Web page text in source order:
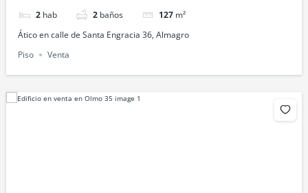
2 hab 2 baños 127 m²
Ático en calle de Santa Engracia 36, Almagro
Piso
Venta